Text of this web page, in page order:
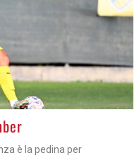
è la pedina per